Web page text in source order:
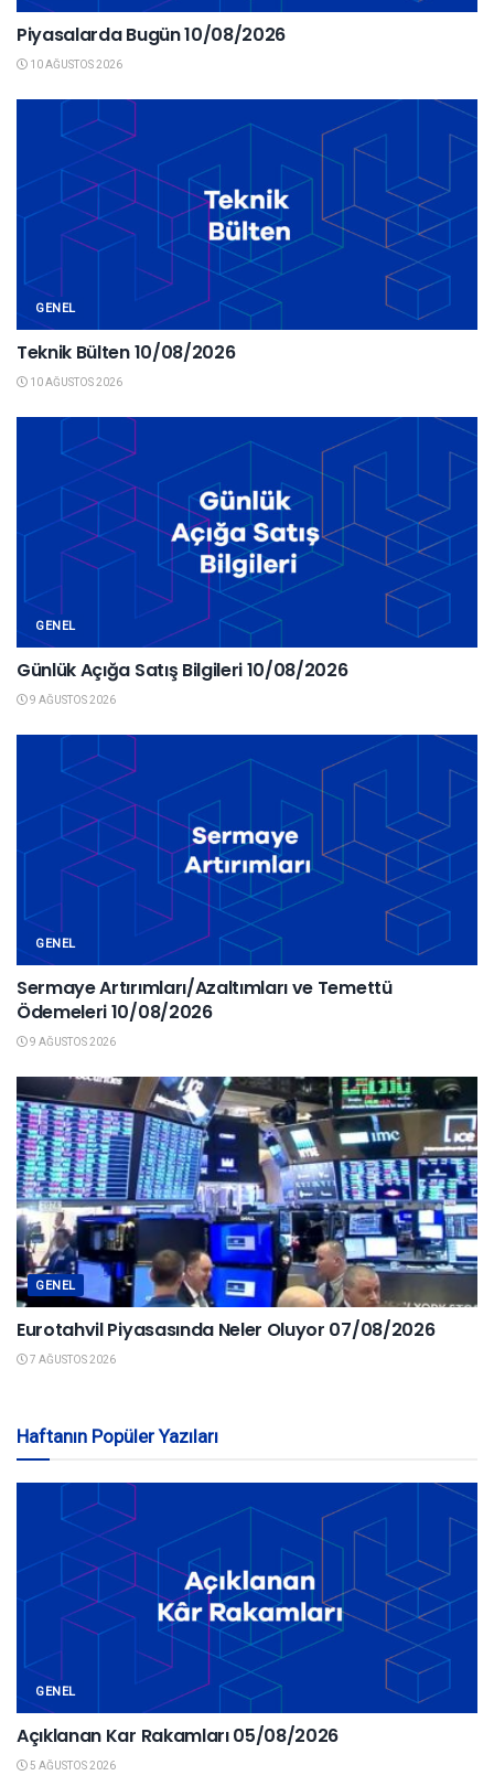
Piyasalarda Bugün 10/08/2026
10 AĞUSTOS 2026
GENEL
Teknik Bülten 10/08/2026
10 AĞUSTOS 2026
GENEL
Günlük Açığa Satış Bilgileri 10/08/2026
9 AĞUSTOS 2026
GENEL
Sermaye Artırımları/Azaltımları ve Temettü
Ödemeleri 10/08/2026
9 AĞUSTOS 2026
GENEL
Eurotahvil Piyasasında Neler Oluyor 07/08/2026
7 AĞUSTOS 2026
Haftanın Popüler Yazıları
GENEL
Açıklanan Kar Rakamları 05/08/2026
5 AĞUSTOS 2026